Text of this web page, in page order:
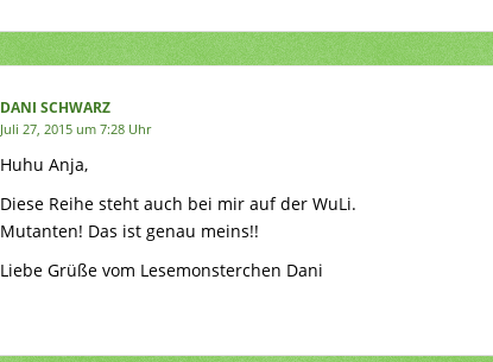
DANI SCHWARZ
Juli 27, 2015 um 7:28 Uhr
Huhu Anja,
Diese Reihe steht auch bei mir auf der WuLi.
Mutanten! Das ist genau meins!!
Liebe Grüße vom Lesemonsterchen Dani